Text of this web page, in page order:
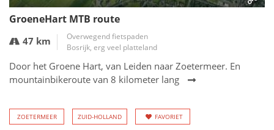
GroeneHart MTB route
47 km
Overwegend fietspaden
Bosrijk, erg veel platteland
Door het Groene Hart, van Leiden naar Zoetermeer. En
mountainbikeroute van 8 kilometer lang
ZOETERMEER ZUID-HOLLAND FAVORIET